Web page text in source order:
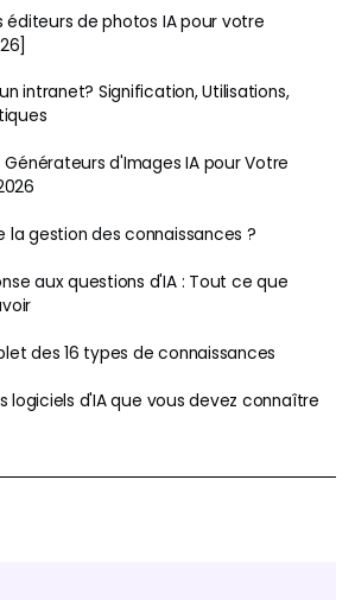
éditeurs de photos IA pour votre
intranet? Signification, Utilisations,
Générateurs d'Images IA pour Votre
gestion des connaissances ?
aux questions d'IA : Tout ce que
des 16 types de connaissances
logiciels d'IA que vous devez connaître